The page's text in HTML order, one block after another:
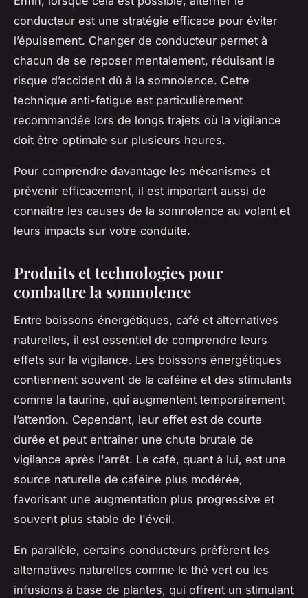
conducteur est une stratégie efficace pour éviter
l’épuisement. Changer de conducteur permet à
chacun de se reposer mentalement, réduisant le
risque d’accident dû à la somnolence. Cette
technique anti-fatigue est particulièrement
recommandée lors de longs trajets où la vigilance
doit être optimale sur plusieurs heures.
Pour comprendre davantage les mécanismes et
prévenir efficacement, il est important aussi de
connaître les causes de la somnolence au volant et
leurs impacts sur votre conduite.
Produits et technologies pour
combattre la somnolence
Entre boissons énergétiques, café et alternatives
naturelles, il est essentiel de comprendre leurs
effets sur la vigilance. Les boissons énergétiques
contiennent souvent de la caféine et des stimulants
comme la taurine, qui augmentent temporairement
l’attention. Cependant, leur effet est de courte
durée et peut entraîner une chute brutale de
vigilance après l'arrêt. Le café, quant à lui, est une
source naturelle de caféine plus modérée,
favorisant une augmentation plus progressive et
souvent plus stable de l'éveil.
En parallèle, certains conducteurs préfèrent les
alternatives naturelles comme le thé vert ou les
infusions à base de plantes, qui offrent un stimulant